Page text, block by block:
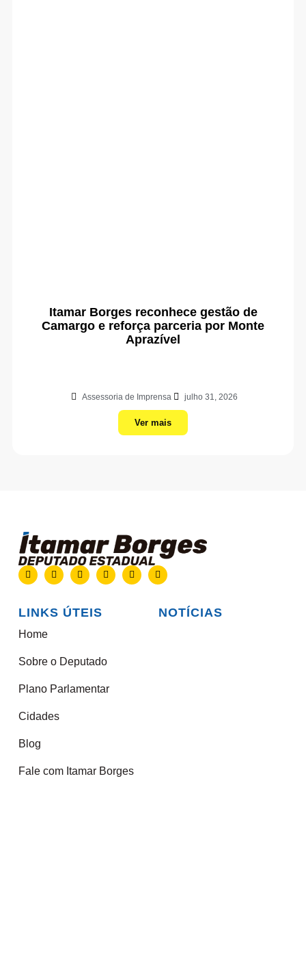
Itamar Borges reconhece gestão de
Camargo e reforça parceria por Monte
Aprazível
Assessoria de Imprensa julho 31, 2026
Ver mais
LINKS ÚTEIS
Home
Sobre o Deputado
Plano Parlamentar
Cidades
Blog
Fale com Itamar Borges
NOTÍCIAS